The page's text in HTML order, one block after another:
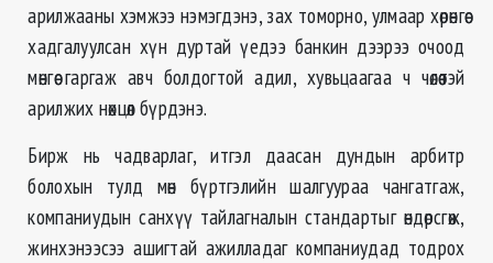
арилжааны хэмжээ нэмэгдэнэ, зах томорно, улмаар хөрөнгөө
хадгалуулсан хүн дуртай үедээ банкин дээрээ очоод
мөнгөө гаргаж авч болдогтой адил, хувьцаагаа ч чөлөөтэй
арилжих нөхцөл бүрдэнэ.
Бирж нь чадварлаг, итгэл даасан дундын арбитр
болохын тулд мөн бүртгэлийн шалгуураа чангатгаж,
компаниудын санхүү тайлагналын стандартыг өндөрсгөж,
жинхэнээсээ ашигтай ажилладаг компаниудад тодрох